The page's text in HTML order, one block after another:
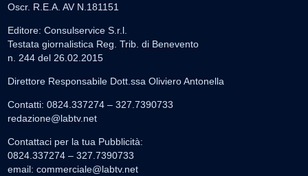
Oscr. R.E.A. AV N.181151
Editore: Consulservice S.r.l.
Testata giornalistica Reg. Trib. di Benevento
n. 244 del 26.02.2015
Direttore Responsabile Dott.ssa Oliviero Antonella
Contatti: 0824.337274 – 327.7390733
redazione@labtv.net
Contattaci per la tua Pubblicità:
0824.337274 – 327.7390733
email: commerciale@labtv.net